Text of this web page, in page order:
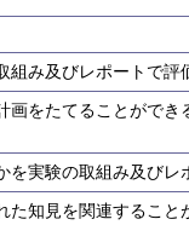
み及びレポートで評
画をたてることがで
実験の取組み及びレ
知見を関連するこ